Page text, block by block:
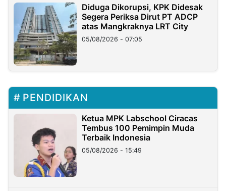
Diduga Dikorupsi, KPK Didesak
Segera Periksa Dirut PT ADCP
atas Mangkraknya LRT City
05/08/2026 - 07:05
PENDIDIKAN
Ketua MPK Labschool Ciracas
Tembus 100 Pemimpin Muda
Terbaik Indonesia
05/08/2026 - 15:49